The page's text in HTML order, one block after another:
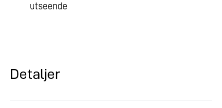
utseende
Detaljer